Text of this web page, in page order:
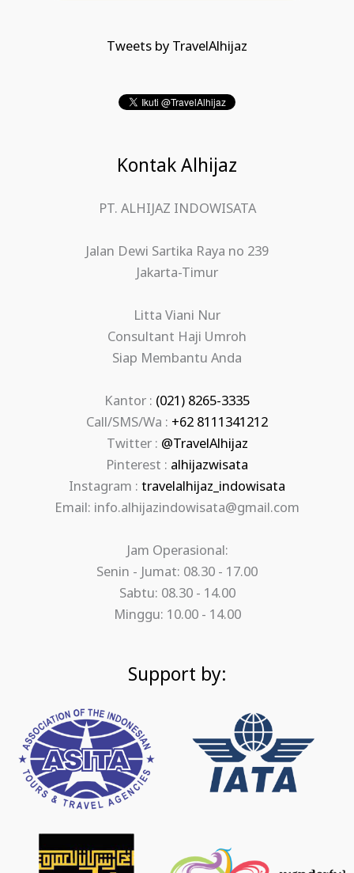
Tweets by TravelAlhijaz
Kontak Alhijaz
PT. ALHIJAZ INDOWISATA
Jalan Dewi Sartika Raya no 239
Jakarta-Timur
Litta Viani Nur
Consultant Haji Umroh
Siap Membantu Anda
Kantor : (021) 8265-3335
Call/SMS/Wa : +62 8111341212
Twitter : @TravelAlhijaz
Pinterest : alhijazwisata
Instagram : travelalhijaz_indowisata
Email: info.alhijazindowisata@gmail.com
Jam Operasional:
Senin - Jumat: 08.30 - 17.00
Sabtu: 08.30 - 14.00
Minggu: 10.00 - 14.00
Support by: